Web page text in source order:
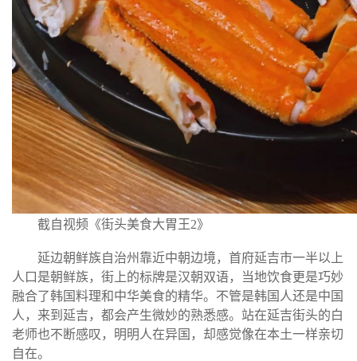
截自视频《街头美食大胃王2》
延边朝鲜族自治州靠近中朝边境，首府延吉市一半以上
人口是朝鲜族，街上的标牌是汉朝双语，当地饮食更是巧妙
融合了韩国料理和中华美食的精华。不管是韩国人还是中国
人，来到延吉，都会产生微妙的熟悉感。站在延吉街头的白
老师也不断感叹，明明人在异国，却感觉像在本土一样亲切
自在。